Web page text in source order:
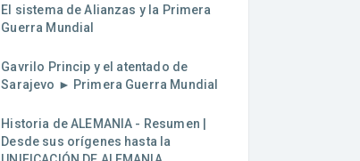
El sistema de Alianzas y la Primera
Guerra Mundial
Gavrilo Princip y el atentado de
Sarajevo ► Primera Guerra Mundial
Historia de ALEMANIA - Resumen |
Desde sus orígenes hasta la